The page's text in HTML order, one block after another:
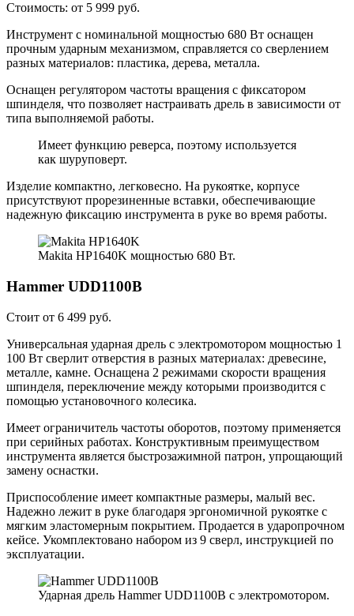
Стоимость: от 5 999 руб.
Инструмент с номинальной мощностью 680 Вт оснащен
прочным ударным механизмом, справляется со сверлением
разных материалов: пластика, дерева, металла.
Оснащен регулятором частоты вращения с фиксатором
шпинделя, что позволяет настраивать дрель в зависимости от
типа выполняемой работы.
Имеет функцию реверса, поэтому используется
как шуруповерт.
Изделие компактно, легковесно. На рукоятке, корпусе
присутствуют прорезиненные вставки, обеспечивающие
надежную фиксацию инструмента в руке во время работы.
Makita HP1640K мощностью 680 Вт.
Hammer UDD1100B
Стоит от 6 499 руб.
Универсальная ударная дрель с электромотором мощностью 1
100 Вт сверлит отверстия в разных материалах: древесине,
металле, камне. Оснащена 2 режимами скорости вращения
шпинделя, переключение между которыми производится с
помощью установочного колесика.
Имеет ограничитель частоты оборотов, поэтому применяется
при серийных работах. Конструктивным преимуществом
инструмента является быстрозажимной патрон, упрощающий
замену оснастки.
Приспособление имеет компактные размеры, малый вес.
Надежно лежит в руке благодаря эргономичной рукоятке с
мягким эластомерным покрытием. Продается в ударопрочном
кейсе. Укомплектовано набором из 9 сверл, инструкцией по
эксплуатации.
Ударная дрель Hammer UDD1100B с электромотором.